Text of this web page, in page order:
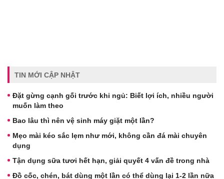
TIN MỚI CẬP NHẬT
Đặt gừng cạnh gối trước khi ngủ: Biết lợi ích, nhiều người
muốn làm theo
Bao lâu thì nên vệ sinh máy giặt một lần?
Mẹo mài kéo sắc lẹm như mới, không cần đá mài chuyên
dụng
Tận dụng sữa tươi hết hạn, giải quyết 4 vấn đề trong nhà
Đồ cốc, chén, bát dùng một lần có thể dùng lại 1-2 lần nữa